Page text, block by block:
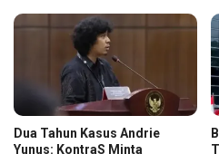
Dua Tahun Kasus Andrie
Yunus: KontraS Minta